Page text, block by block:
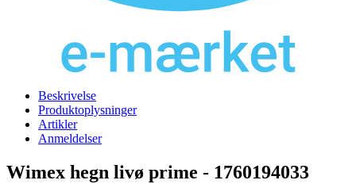
Beskrivelse
Produktoplysninger
Artikler
Anmeldelser
Wimex hegn livø prime - 1760194033